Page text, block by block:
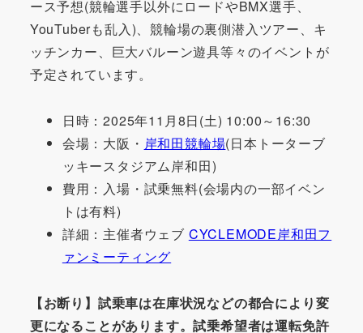
ース予想(競輪選手以外にロードやBMX選手、
YouTuberも乱入)、競輪場の裏側潜入ツアー、キ
ッチンカー、巨大バルーン遊具等々のイベントが
予定されています。
日時：2025年11月8日(土) 10:00～16:30
会場：大阪・ 岸和田競輪場(日本トーターブ
ッキースタジアム岸和田)
費用：入場・試乗無料(会場内の一部イベン
トは有料)
詳細：主催者ウェブ CYCLEMODE岸和田フ
ァンミーティング
【お断り】試乗車は在庫状況などの都合により変
更になることがあります。試乗希望者は運転免許